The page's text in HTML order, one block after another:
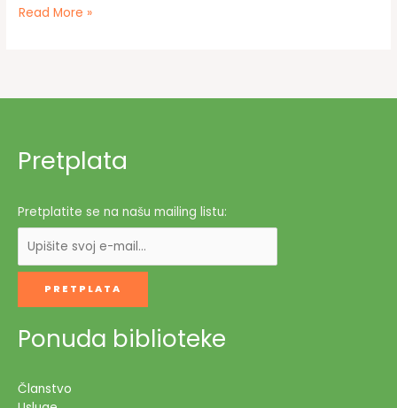
Knjiga
u
Travniku
Read More »
Pretplata
Pretplatite se na našu mailing listu:
Ponuda biblioteke
Članstvo